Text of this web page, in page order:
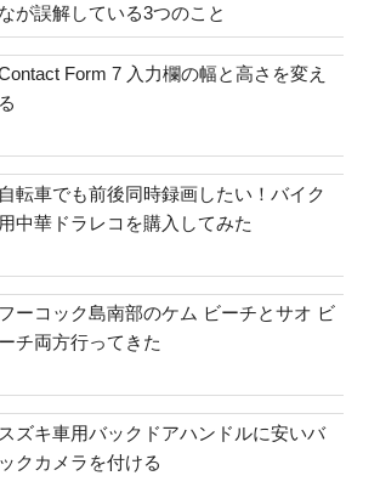
なが誤解している3つのこと
Form 7 入力欄の幅と高さを変え
る
自転車でも前後同時録画したい！バイク
用中華ドラレコを購入してみた
フーコック島南部のケム ビーチとサオ ビ
ーチ両方行ってきた
スズキ車用バックドアハンドルに安いバ
ックカメラを付ける